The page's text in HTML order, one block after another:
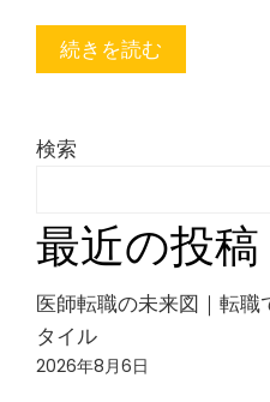
続きを読む
検索
最近の投稿
医師転職の未来図｜転職
タイル
2026年8月6日